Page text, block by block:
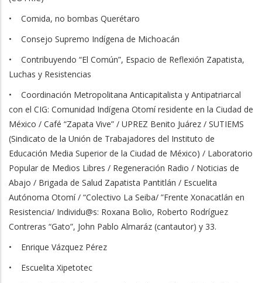
• Comida, no bombas Querétaro
• Consejo Supremo Indígena de Michoacán
• Contribuyendo “El Común”, Espacio de Reflexión Zapatista,
Luchas y Resistencias
• Coordinación Metropolitana Anticapitalista y Antipatriarcal
con el CIG: Comunidad Indígena Otomí residente en la Ciudad de
México / Café “Zapata Vive” / UPREZ Benito Juárez / SUTIEMS
(Sindicato de la Unión de Trabajadores del Instituto de
Educación Media Superior de la Ciudad de México) / Laboratorio
Popular de Medios Libres / Regeneración Radio / Noticias de
Abajo / Brigada de Salud Zapatista Pantitlán / Escuelita
Autónoma Otomí / “Colectivo La Seiba/ ”Frente Xonacatlán en
Resistencia/ Individu@s: Roxana Bolio, Roberto Rodríguez
Contreras “Gato”, John Pablo Almaráz (cantautor) y 33.
• Enrique Vázquez Pérez
• Escuelita Xipetotec